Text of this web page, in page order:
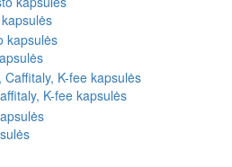
K-fee kapsulės